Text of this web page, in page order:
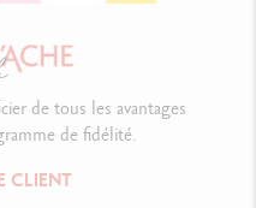
CLIENT
de tous les avantages
de fidélité.